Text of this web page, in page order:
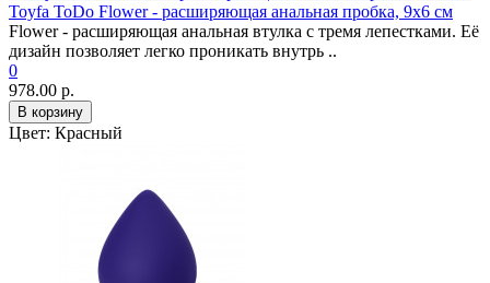
Toyfa ToDo Flower - расширяющая анальная пробка, 9х6 см
Flower - расширяющая анальная втулка с тремя лепестками. Её
дизайн позволяет легко проникать внутрь ..
0
978.00 р.
В корзину
Цвет: Красный